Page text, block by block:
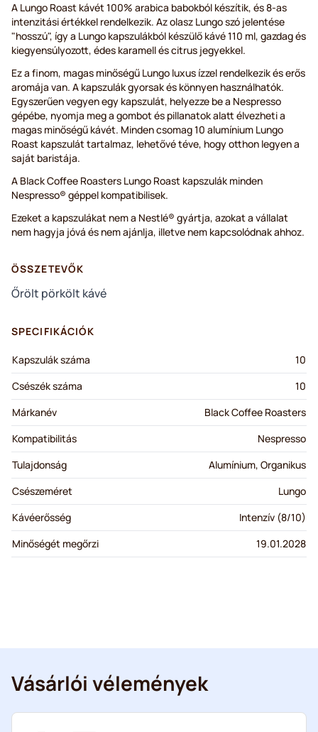
A Lungo Roast kávét 100% arabica babokból készítik, és 8-as
intenzitási értékkel rendelkezik. Az olasz Lungo szó jelentése
"hosszú", így a Lungo kapszulákból készülő kávé 110 ml, gazdag és
kiegyensúlyozott, édes karamell és citrus jegyekkel.
Ez a finom, magas minőségű Lungo luxus ízzel rendelkezik és erős
aromája van. A kapszulák gyorsak és könnyen használhatók.
Egyszerűen vegyen egy kapszulát, helyezze be a Nespresso
gépébe, nyomja meg a gombot és pillanatok alatt élvezheti a
magas minőségű kávét. Minden csomag 10 alumínium Lungo
Roast kapszulát tartalmaz, lehetővé téve, hogy otthon legyen a
saját baristája.
A Black Coffee Roasters Lungo Roast kapszulák minden
Nespresso® géppel kompatibilisek.
Ezeket a kapszulákat nem a Nestlé® gyártja, azokat a vállalat
nem hagyja jóvá és nem ajánlja, illetve nem kapcsolódnak ahhoz.
ÖSSZETEVŐK
Őrölt pörkölt kávé
SPECIFIKÁCIÓK
Kapszulák száma
10
Csészék száma
10
Márkanév
Black Coffee Roasters
Kompatibilitás
Nespresso
Tulajdonság
Alumínium, Organikus
Csészeméret
Lungo
Kávéerősség
Intenzív (8/10)
Minőségét megőrzi
19.01.2028
Vásárlói vélemények